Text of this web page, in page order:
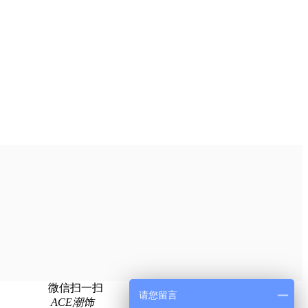
微信扫一扫
ACE潮饰
请您留言